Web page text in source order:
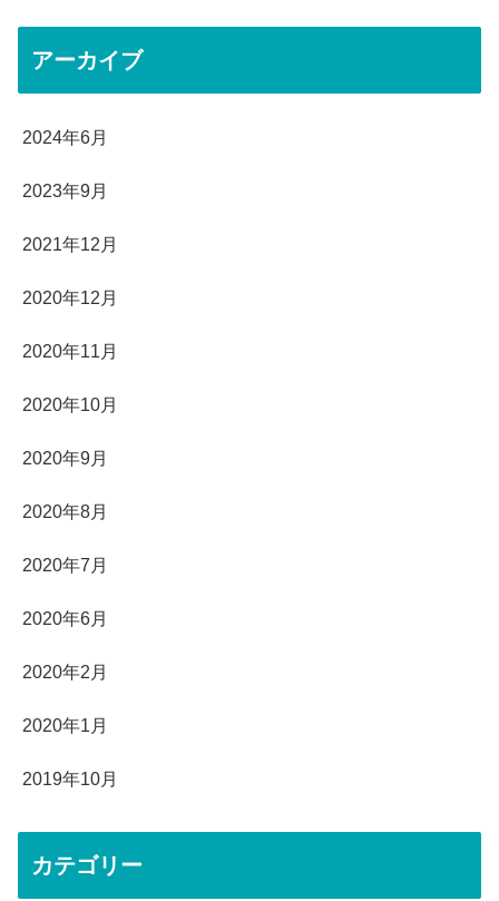
アーカイブ
2024年6月
2023年9月
2021年12月
2020年12月
2020年11月
2020年10月
2020年9月
2020年8月
2020年7月
2020年6月
2020年2月
2020年1月
2019年10月
カテゴリー